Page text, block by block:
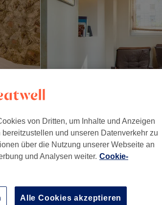
von Dritten, um Inhalte und Anzeigen
und unseren Datenverkehr zu
über die Nutzung unserer Webseite an
und Analysen weiter. Cookie-
Alle Cookies akzeptieren